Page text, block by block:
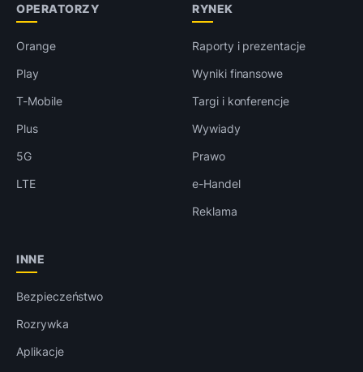
OPERATORZY
Orange
Play
T-Mobile
Plus
5G
LTE
RYNEK
Raporty i prezentacje
Wyniki finansowe
Targi i konferencje
Wywiady
Prawo
e-Handel
Reklama
INNE
Bezpieczeństwo
Rozrywka
Aplikacje